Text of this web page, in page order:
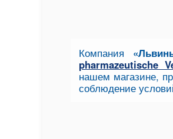
Компания
pharmazeutische
нашем магазине,
соблюдение